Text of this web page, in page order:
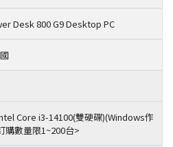
Desk 800 G9 Desktop PC
Core i3-14100(雙硬碟)(Windows作
購數量限1~200台>